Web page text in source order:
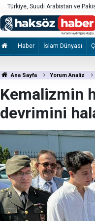
Mekke Anlaşması'nın
Haber İslam Dünyası
Ana Sayfa Yorum Analiz
Kemalizmin
devrimini